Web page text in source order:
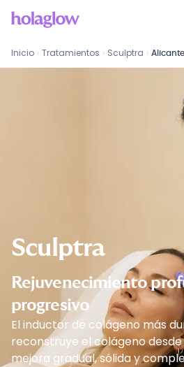
Sculptraen Alicante
Inicio › Tratamientos › Sculptra › Alicante
Sculptra
Rejuvenecimiento
progresivo
El inductor de colágeno más
reconstruye el colágeno
mejora gradual, sólida y